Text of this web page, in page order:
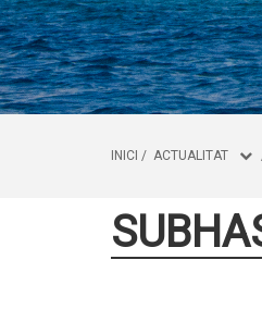
INICI / ACTUALITAT